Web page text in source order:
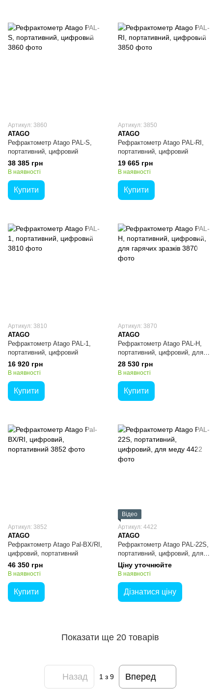
Артикул: 3860
ATAGO
Рефрактометр Atago PAL-S,
портативний, цифровий
38 385 грн
В наявності
Купити
Артикул: 3850
ATAGO
Рефрактометр Atago PAL-RI,
портативний, цифровий
19 665 грн
В наявності
Купити
Артикул: 3810
ATAGO
Рефрактометр Atago PAL-1,
портативний, цифровий
16 920 грн
В наявності
Купити
Артикул: 3870
ATAGO
Рефрактометр Atago PAL-H,
портативний, цифровий, для
гарячих зразків
28 530 грн
В наявності
Купити
Артикул: 3852
ATAGO
Рефрактометр Atago Pal-BX/RI,
цифровий, портативний
46 350 грн
В наявності
Купити
Відео
Артикул: 4422
ATAGO
Рефрактометр Atago PAL-22S,
портативний, цифровий, для
меду
Ціну уточнюйте
В наявності
Дізнатися ціну
Показати ще 20 товарів
Назад 1 з 9 Вперед